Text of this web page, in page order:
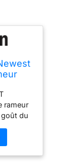
rameur
goût du
ton